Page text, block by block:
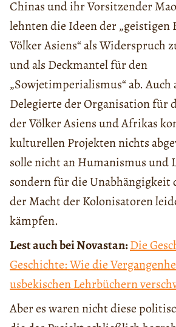
Chinas und ihr Vorsitzender
lehnten die Ideen der „geistigen
Völker Asiens“ als Widerspruch
und als Deckmantel für den
„Sowjetimperialismus“ ab.
Delegierte der Organisation für
der Völker Asiens und Afrikas
kulturellen Projekten nichts
solle nicht an Humanismus und
sondern für die Unabhängigkeit
der Macht der Kolonisatoren
kämpfen.
Lest auch bei Novastan:Die
Geschichte: Wie die
usbekischen Lehrbüchern
Aber es waren nicht diese